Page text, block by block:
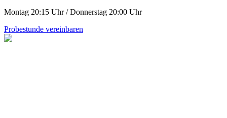
Montag 20:15 Uhr / Donnerstag 20:00 Uhr
Probestunde vereinbaren